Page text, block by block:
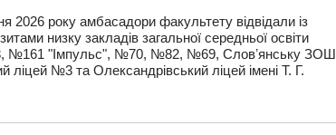
2026 року амбасадори факультету відвідали із
низку закладів загальної середньої освіти
№161 "Імпульс", №70, №82, №69, Словʼянську ЗОШ
№3 та Олександрівський ліцей імені Т. Г.